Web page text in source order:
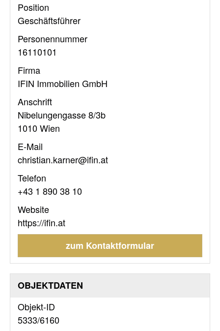
Position
Geschäftsführer
Personennummer
16110101
Firma
IFIN Immobilien GmbH
Anschrift
Nibelungengasse 8/3b
1010 Wien
E-Mail
christian.karner@ifin.at
Telefon
+43 1 890 38 10
Website
https://ifin.at
zum Kontaktformular
OBJEKTDATEN
Objekt-ID
5333/6160